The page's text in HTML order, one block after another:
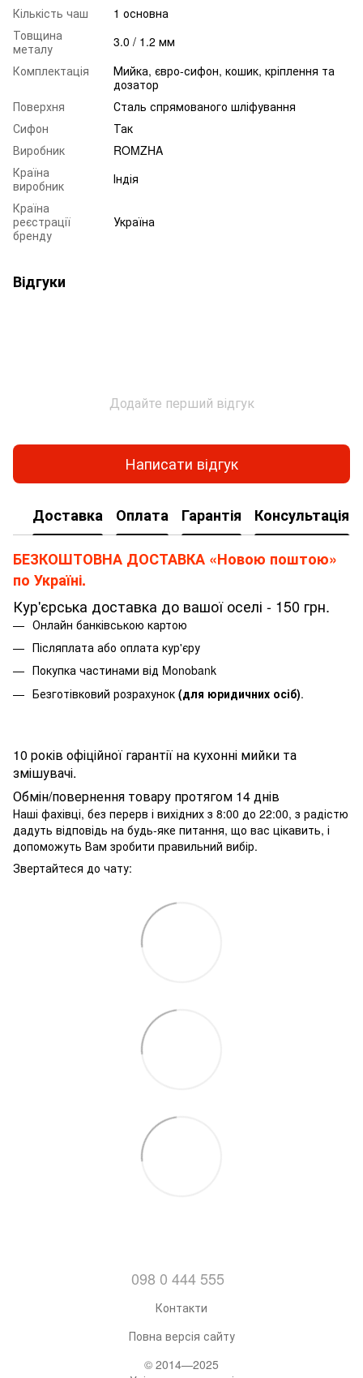
Кількість чаш
1 основна
Товщина
металу
3.0 / 1.2 мм
Комплектація
Мийка, євро-сифон, кошик, кріплення та
дозатор
Поверхня
Сталь спрямованого шліфування
Сифон
Так
Виробник
ROMZHA
Країна
виробник
Індія
Країна
реєстрації
бренду
Україна
Відгуки
Додайте перший відгук
Написати відгук
Доставка Оплата Гарантія Консультація
БЕЗКОШТОВНА ДОСТАВКА «Новою поштою»
по Україні.
Кур'єрська доставка до вашої оселі - 150 грн.
Онлайн банківською картою
Післяплата або оплата кур'єру
Покупка частинами від Monobank
Безготівковий розрахунок (для юридичних осіб).
10 років офіційної гарантії на кухонні мийки та
змішувачі.
Обмін/повернення товару протягом 14 днів
Наші фахівці, без перерв і вихідних з 8:00 до 22:00, з радістю
дадуть відповідь на будь-яке питання, що вас цікавить, і
допоможуть Вам зробити правильний вибір.
Звертайтеся до чату:
098 0 444 555
Контакти
Повна версія сайту
© 2014—2025